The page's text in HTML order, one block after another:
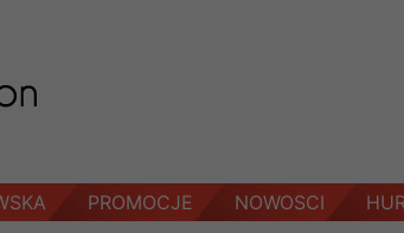
PROMOCJE NOWOSCI